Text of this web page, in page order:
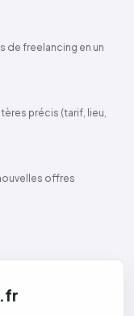
de freelancing en un
précis (tarif, lieu,
offres